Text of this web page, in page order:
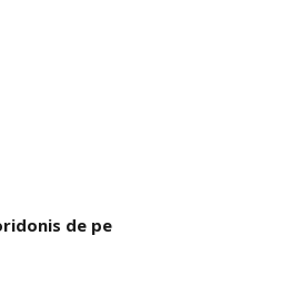
de pe